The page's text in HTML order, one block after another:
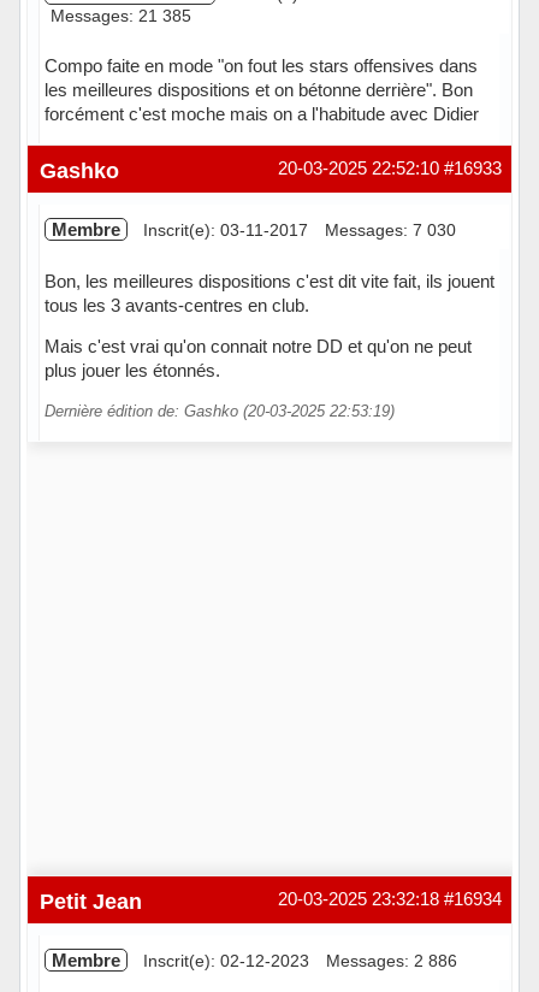
Messages: 21 385
Compo faite en mode "on fout les stars offensives dans
les meilleures dispositions et on bétonne derrière". Bon
forcément c'est moche mais on a l'habitude avec Didier
Hors ligne #16933
20-03-2025 22:52:10
Gashko
Membre Inscrit(e): 03-11-2017 Messages: 7 030
Bon, les meilleures dispositions c'est dit vite fait, ils jouent
tous les 3 avants-centres en club.
Mais c'est vrai qu'on connait notre DD et qu'on ne peut
plus jouer les étonnés.
Dernière édition de: Gashko (20-03-2025 22:53:19)
#16934
20-03-2025 23:32:18
Petit Jean
Membre Inscrit(e): 02-12-2023 Messages: 2 886